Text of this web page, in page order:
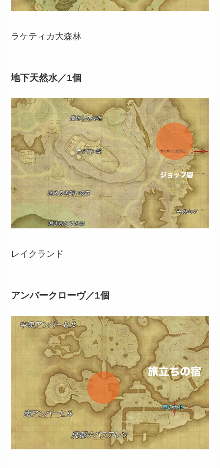
ラケティカ大森林
地下天然水／1個
レイクランド
アンバークローヴ／1個